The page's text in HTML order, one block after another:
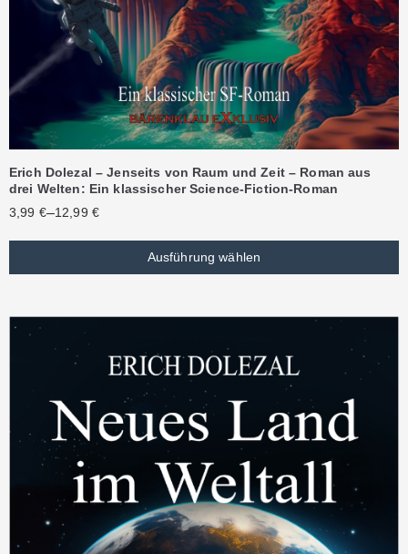
Erich Dolezal – Jenseits von Raum und Zeit – Roman aus
drei Welten: Ein klassischer Science-Fiction-Roman
3,99 €–12,99 €
Ausführung wählen